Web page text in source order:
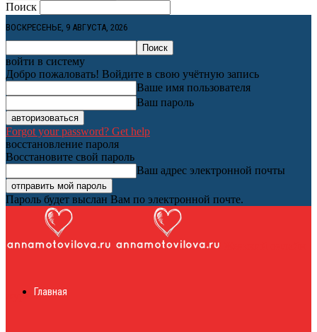
Поиск
ВОСКРЕСЕНЬЕ, 9 АВГУСТА, 2026
войти в систему
Добро пожаловать! Войдите в свою учётную запись
Ваше имя пользователя
Ваш пароль
Forgot your password? Get help
восстановление пароля
Восстановите свой пароль
Ваш адрес электронной почты
Пароль будет выслан Вам по электронной почте.
журналГлавная